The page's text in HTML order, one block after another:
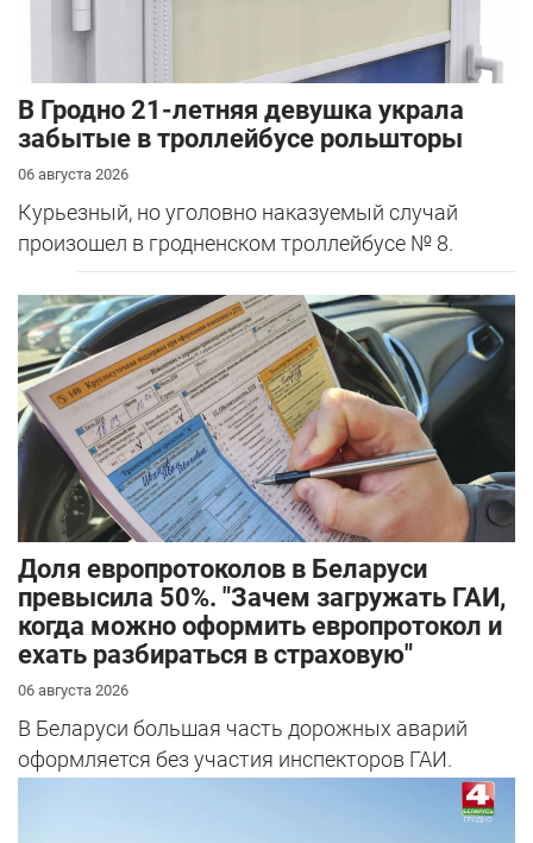
В Гродно 21-летняя девушка украла
забытые в троллейбусе рольшторы
06 августа 2026
Курьезный, но уголовно наказуемый случай
произошел в гродненском троллейбусе № 8.
Доля европротоколов в Беларуси
превысила 50%. "Зачем загружать ГАИ,
когда можно оформить европротокол и
ехать разбираться в страховую"
06 августа 2026
В Беларуси большая часть дорожных аварий
оформляется без участия инспекторов ГАИ.